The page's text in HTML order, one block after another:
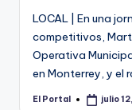
LOCAL | En una
competitivos,
Operativa
en Monterrey, y el
Publicado
El Portal julio